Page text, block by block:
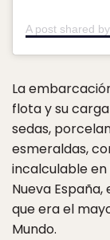
A post shared
La
flota y su
sedas,
esmeraldas,
incalculable
Nueva
que era el
Mundo.